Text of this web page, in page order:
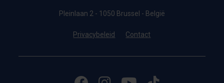
Pleinlaan 2 - 1050 Brussel - België
Privacybeleid Contact